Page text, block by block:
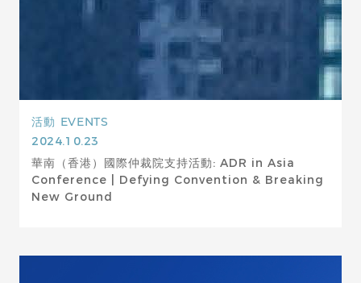
活動 EVENTS
2024.10.23
華南（香港）國際仲裁院支持活動: ADR in Asia
Conference | Defying Convention & Breaking
New Ground